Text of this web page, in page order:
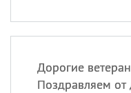
Дорогие
Поздравляем от